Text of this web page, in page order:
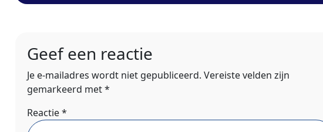
Geef een reactie
Je e-mailadres wordt niet gepubliceerd. Vereiste velden zijn
gemarkeerd met*
Reactie*